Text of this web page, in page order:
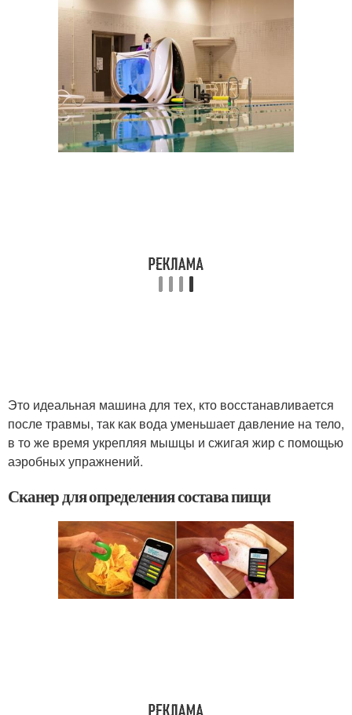
Это идеальная машина для тех, кто восстанавливается
после травмы, так как вода уменьшает давление на тело,
в то же время укрепляя мышцы и сжигая жир с помощью
аэробных упражнений.
Сканер для определения состава пищи